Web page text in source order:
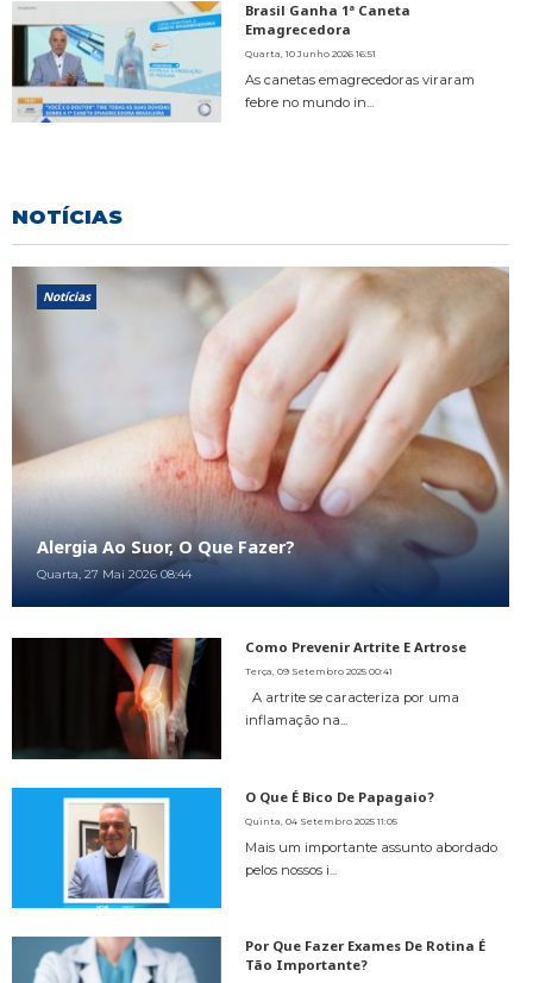
Brasil Ganha 1ª Caneta
Emagrecedora
Quarta, 10 Junho 2026 16:51
As canetas emagrecedoras viraram
febre no mundo in...
NOTÍCIAS
Notícias
Alergia Ao Suor, O Que Fazer?
Quarta, 27 Mai 2026 08:44
Como Prevenir Artrite E Artrose
Terça, 09 Setembro 2025 00:41
A artrite se caracteriza por uma
inflamação na...
O Que É Bico De Papagaio?
Quinta, 04 Setembro 2025 11:05
Mais um importante assunto abordado
pelos nossos i...
Por Que Fazer Exames De Rotina É
Tão Importante?